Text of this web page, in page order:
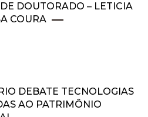
DOUTORADO – LETICIA
COURA
DEBATE TECNOLOGIAS
AO PATRIMÔNIO